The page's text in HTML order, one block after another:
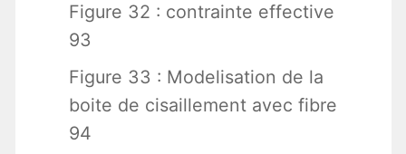
Figure 32 : contrainte effective
93
Figure 33 : Modelisation de la
boite de cisaillement avec fibre
94